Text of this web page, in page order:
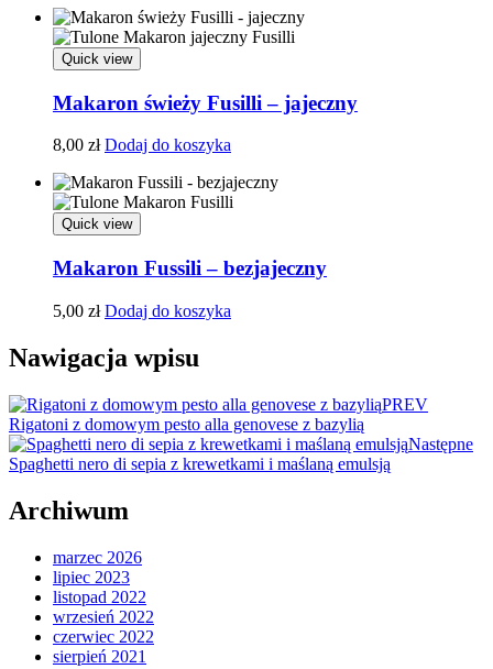
Quick view
Makaron świeży Fusilli – jajeczny
8,00 zł Dodaj do koszyka
Quick view
Makaron Fussili – bezjajeczny
5,00 zł Dodaj do koszyka
Nawigacja wpisu
PREV
Rigatoni z domowym pesto alla genovese z bazylią
Następne
Spaghetti nero di sepia z krewetkami i maślaną emulsją
Archiwum
marzec 2026
lipiec 2023
listopad 2022
wrzesień 2022
czerwiec 2022
sierpień 2021